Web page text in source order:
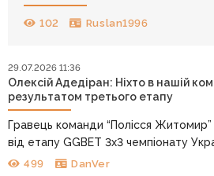
102 Ruslan1996
29.07.2026 11:36
Олексій Адедіран: Ніхто в нашій
результатом третього етапу
Гравець команди “Полісся
від етапу GGBET 3х3 чемпіонату
499 DanVer